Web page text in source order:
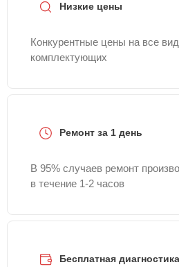
Низкие цены
Конкурентные цены на все
комплектующих
Ремонт за 1 день
В 95% случаев ремонт
в течение 1-2 часов
Бесплатная диагностика